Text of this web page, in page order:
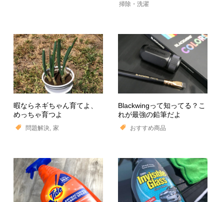
掃除・洗濯
暇ならネギちゃん育てよ、
めっちゃ育つよ
問題解決 家
Blackwingって知ってる？こ
れが最強の鉛筆だよ
おすすめ商品